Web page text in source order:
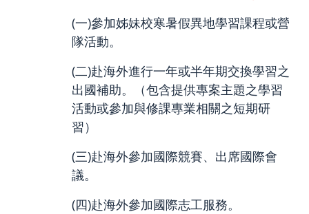
(一)參加姊妹校寒暑假異地學習課程或營
隊活動。
(二)赴海外進行一年或半年期交換學習之
出國補助。（包含提供專案主題之學習
活動或參加與修課專業相關之短期研
習）
(三)赴海外參加國際競賽、出席國際會
議。
(四)赴海外參加國際志工服務。